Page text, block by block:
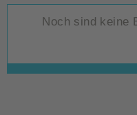
Noch sind keine